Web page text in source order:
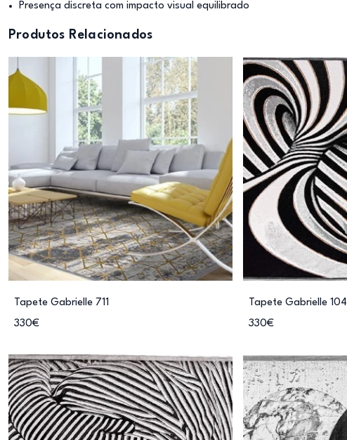
Presença discreta com impacto visual equilibrado
Produtos Relacionados
Tapete Gabrielle 711
330€
Tapete Gabrielle
330€